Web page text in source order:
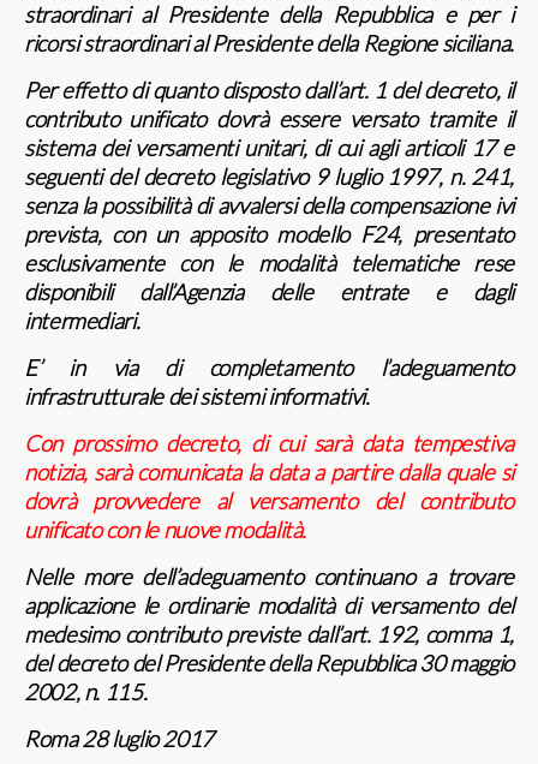
straordinari al Presidente della Repubblica e per i
ricorsi straordinari al Presidente della Regione siciliana.
Per effetto di quanto disposto dall’art. 1 del decreto, il
contributo unificato dovrà essere versato tramite il
sistema dei versamenti unitari, di cui agli articoli 17 e
seguenti del decreto legislativo 9 luglio 1997, n. 241,
senza la possibilità di avvalersi della compensazione ivi
prevista, con un apposito modello F24, presentato
esclusivamente con le modalità telematiche rese
disponibili dall’Agenzia delle entrate e dagli
intermediari.
E’ in via di completamento l’adeguamento
infrastrutturale dei sistemi informativi.
Con prossimo decreto, di cui sarà data tempestiva
notizia, sarà comunicata la data a partire dalla quale si
dovrà provvedere al versamento del contributo
unificato con le nuove modalità.
Nelle more dell’adeguamento continuano a trovare
applicazione le ordinarie modalità di versamento del
medesimo contributo previste dall’art. 192, comma 1,
del decreto del Presidente della Repubblica 30 maggio
2002, n. 115.
Roma 28 luglio 2017